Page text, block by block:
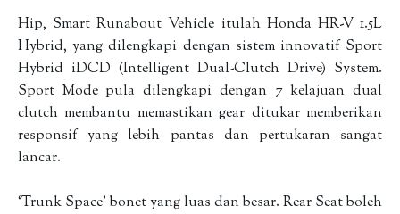
Hip, Smart Runabout Vehicle itulah Honda HR-V 1.5L
Hybrid, yang dilengkapi dengan sistem innovatif Sport
Hybrid iDCD (Intelligent Dual-Clutch Drive) System.
Sport Mode pula dilengkapi dengan 7 kelajuan dual
clutch membantu memastikan gear ditukar memberikan
responsif yang lebih pantas dan pertukaran sangat
lancar.
‘Trunk Space’ bonet yang luas dan besar. Rear Seat boleh